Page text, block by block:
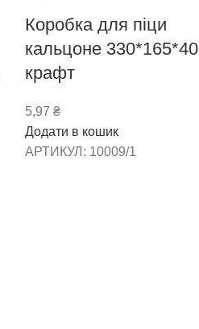
Коробка для піци
кальцоне 330*165*40
крафт
5,97 ₴
Додати в кошик
АРТИКУЛ: 10009/1